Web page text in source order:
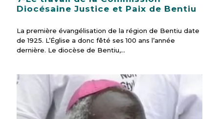
Diocésaine Justice et Paix de Bentiu
La première évangélisation de la région de Bentiu date
de 1925. L’Église a donc fêté ses 100 ans l’année
dernière. Le diocèse de Bentiu,…